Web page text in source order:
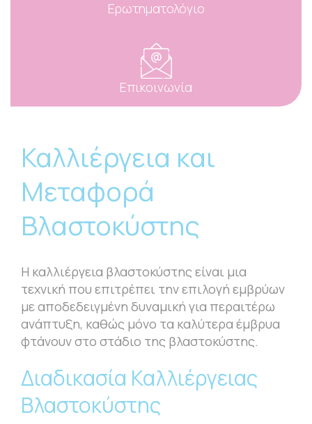
Ερωτηματολόγιο
Επικοινωνία
Καλλιέργεια και
Μεταφορά
Βλαστοκύστης
Η καλλιέργεια βλαστοκύστης είναι μια
τεχνική που επιτρέπει την επιλογή εμβρύων
με αποδεδειγμένη δυναμική για περαιτέρω
ανάπτυξη, καθώς μόνο τα καλύτερα έμβρυα
φτάνουν στο στάδιο της βλαστοκύστης.
Διαδικασία Καλλιέργειας
Βλαστοκύστης